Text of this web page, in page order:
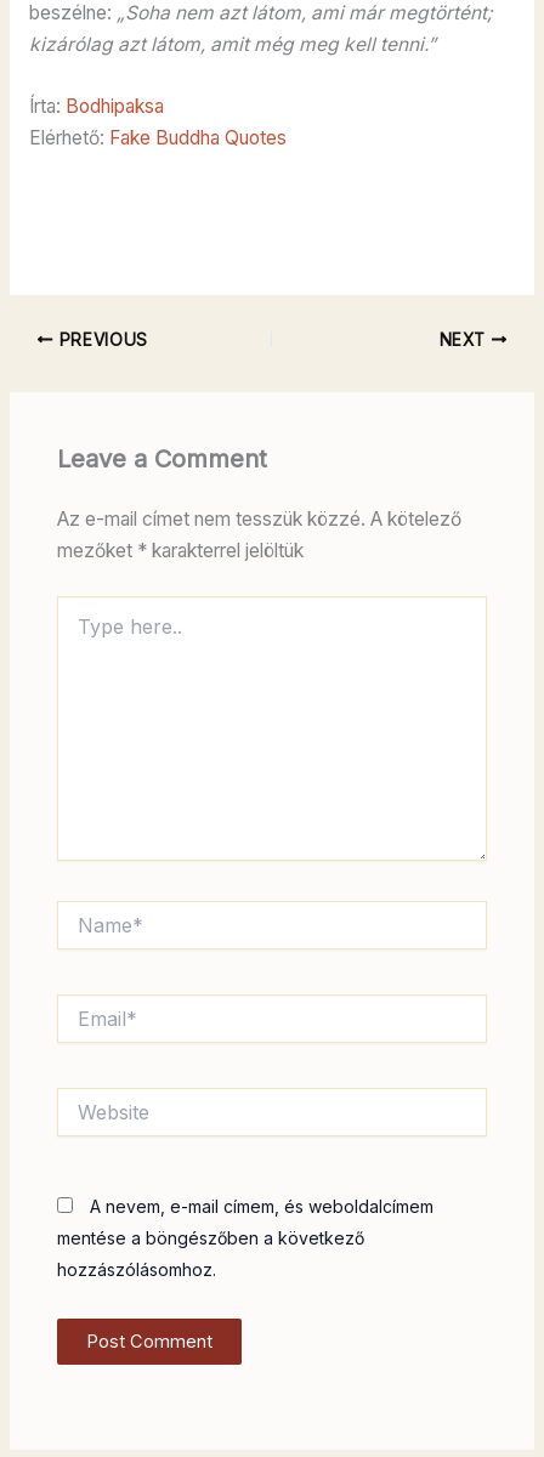
beszélne: „Soha nem azt látom, ami már megtörtént;
kizárólag azt látom, amit még meg kell tenni.”
Írta: Bodhipaksa
Elérhető: Fake Buddha Quotes
PREVIOUS NEXT
Leave a Comment
Az e-mail címet nem tesszük közzé. A kötelező
mezőket * karakterrel jelöltük
here..
A nevem, e-mail címem, és weboldalcímem
mentése a böngészőben a következő
hozzászólásomhoz.